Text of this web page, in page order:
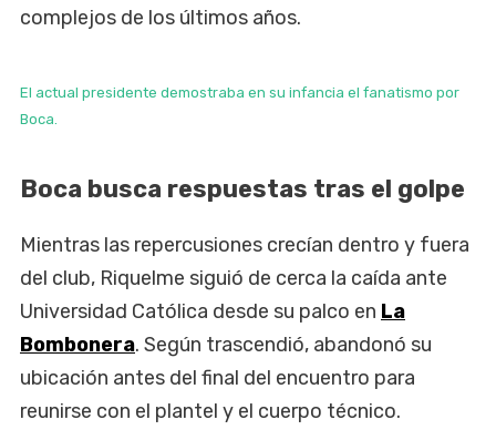
complejos de los últimos años.
El actual presidente demostraba en su infancia el fanatismo por
Boca.
Boca busca respuestas tras el golpe
Mientras las repercusiones crecían dentro y fuera
del club, Riquelme siguió de cerca la caída ante
Universidad Católica desde su palco en La
Bombonera. Según trascendió, abandonó su
ubicación antes del final del encuentro para
reunirse con el plantel y el cuerpo técnico.